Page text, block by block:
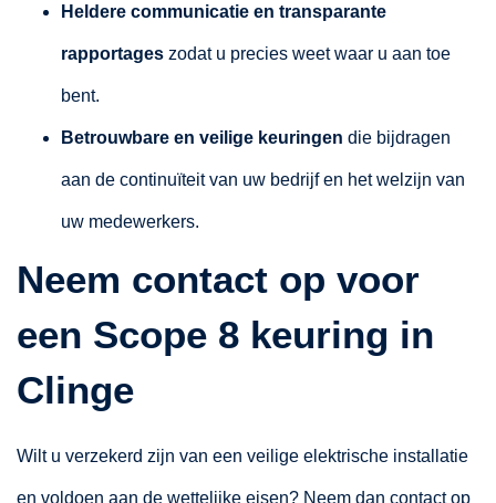
Heldere communicatie en transparante
rapportages zodat u precies weet waar u aan toe
bent.
Betrouwbare en veilige keuringen die bijdragen
aan de continuïteit van uw bedrijf en het welzijn van
uw medewerkers.
Neem contact op voor
een Scope 8 keuring in
Clinge
Wilt u verzekerd zijn van een veilige elektrische installatie
en voldoen aan de wettelijke eisen? Neem dan contact op